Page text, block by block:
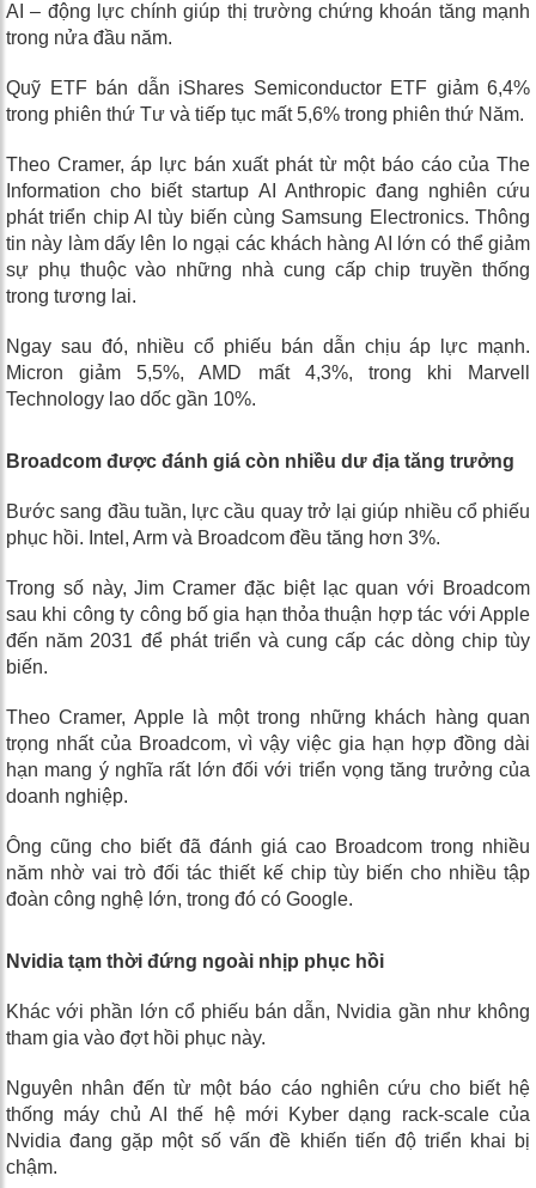
AI – động lực chính giúp thị trường chứng khoán tăng mạnh
trong nửa đầu năm.
Quỹ ETF bán dẫn iShares Semiconductor ETF giảm 6,4%
trong phiên thứ Tư và tiếp tục mất 5,6% trong phiên thứ Năm.
Theo Cramer, áp lực bán xuất phát từ một báo cáo của The
Information cho biết startup AI Anthropic đang nghiên cứu
phát triển chip AI tùy biến cùng Samsung Electronics. Thông
tin này làm dấy lên lo ngại các khách hàng AI lớn có thể giảm
sự phụ thuộc vào những nhà cung cấp chip truyền thống
trong tương lai.
Ngay sau đó, nhiều cổ phiếu bán dẫn chịu áp lực mạnh.
Micron giảm 5,5%, AMD mất 4,3%, trong khi Marvell
Technology lao dốc gần 10%.
Broadcom được đánh giá còn nhiều dư địa tăng trưởng
Bước sang đầu tuần, lực cầu quay trở lại giúp nhiều cổ phiếu
phục hồi. Intel, Arm và Broadcom đều tăng hơn 3%.
Trong số này, Jim Cramer đặc biệt lạc quan với Broadcom
sau khi công ty công bố gia hạn thỏa thuận hợp tác với Apple
đến năm 2031 để phát triển và cung cấp các dòng chip tùy
biến.
Theo Cramer, Apple là một trong những khách hàng quan
trọng nhất của Broadcom, vì vậy việc gia hạn hợp đồng dài
hạn mang ý nghĩa rất lớn đối với triển vọng tăng trưởng của
doanh nghiệp.
Ông cũng cho biết đã đánh giá cao Broadcom trong nhiều
năm nhờ vai trò đối tác thiết kế chip tùy biến cho nhiều tập
đoàn công nghệ lớn, trong đó có Google.
Nvidia tạm thời đứng ngoài nhịp phục hồi
Khác với phần lớn cổ phiếu bán dẫn, Nvidia gần như không
tham gia vào đợt hồi phục này.
Nguyên nhân đến từ một báo cáo nghiên cứu cho biết hệ
thống máy chủ AI thế hệ mới Kyber dạng rack-scale của
Nvidia đang gặp một số vấn đề khiến tiến độ triển khai bị
chậm.